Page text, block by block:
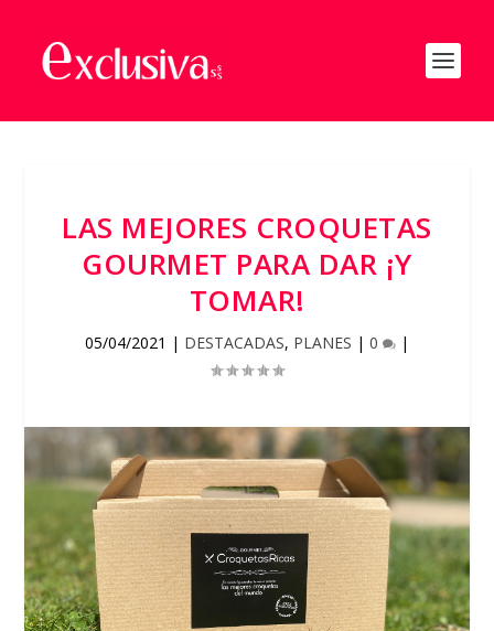
LAS MEJORES CROQUETAS
GOURMET PARA DAR ¡Y
TOMAR!
05/04/2021 | DESTACADAS, PLANES | 0 |